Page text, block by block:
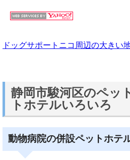
ドッグサポートニコ周辺の大きい
静岡市駿河区のペッ
トホテルいろいろ
動物病院の併設ペットホテ